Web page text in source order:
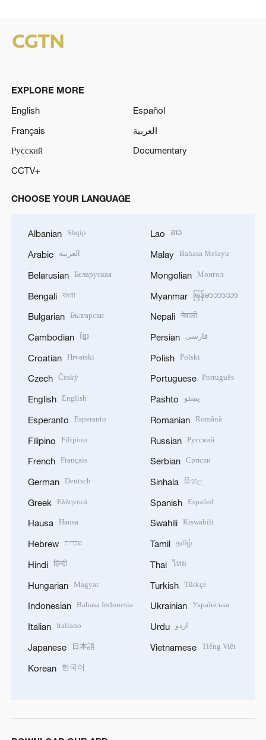
EXPLORE MORE
English
Español
Français
العربية
Русский
Documentary
CCTV+
CHOOSE YOUR LANGUAGE
Albanian Shqip
Arabic العربية
Belarusian Беларуская
Bengali বাংলা
Bulgarian Български
Cambodian ខ្មែរ
Croatian Hrvatski
Czech Český
English English
Esperanto Esperanto
Filipino Filipino
French Français
German Deutsch
Greek Ελληνικά
Hausa Hausa
Hebrew עברית
Hindi हिन्दी
Hungarian Magyar
Indonesian Bahasa Indonesia
Italian Italiano
Japanese 日本語
Korean 한국어
Lao ລາວ
Malay Bahasa Melayu
Mongolian Монгол
Myanmar မြန်မာဘာသာ
Nepali नेपाली
Persian فارسی
Polish Polski
Portuguese Português
Pashto پښتو
Romanian Română
Russian Русский
Serbian Српски
Sinhala සිංහල
Spanish Español
Swahili Kiswahili
Tamil தமிழ்
Thai ไทย
Turkish Türkçe
Ukrainian Українська
Urdu اردو
Vietnamese Tiếng Việt